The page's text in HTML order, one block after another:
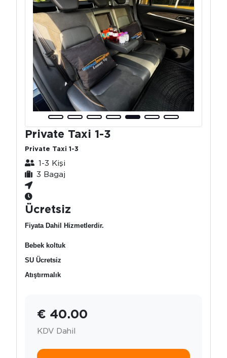
Private Taxi 1-3
Private Taxi 1-3
1-3 Kişi
3 Bagaj
Ücretsiz
Fiyata Dahil Hizmetlerdir.
Bebek koltuk
SU Ücretsiz
Atıştırmalık
€ 40.00
KDV Dahil